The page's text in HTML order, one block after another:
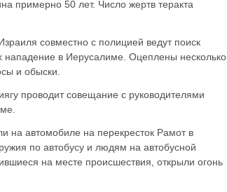
примерно 50 лет. Число жертв теракта
совместно с полицией ведут поиск
в Иерусалиме. Оцеплены несколько
и обыски.
проводит совещание с руководителями
на автомобиле на перекресток Рамот в
по автобусу и людям на автобусной
на месте происшествия, открыли огонь